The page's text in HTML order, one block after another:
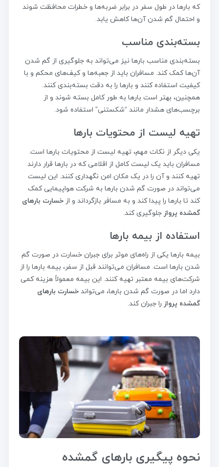
که بارها در طول سفر در برابر ضربه‌ها و خطرات محافظت شوند
و احتمال گم شدن آن‌ها کاهش یابد.
بسته‌بندی مناسب
بسته‌بندی مناسب بارها نیز می‌تواند به جلوگیری از گم شدن
آن‌ها کمک کند. مسافران باید از جعبه‌ها و کیف‌های محکم و با
کیفیت استفاده کنند و بارها را به دقت بسته‌بندی کنند.
همچنین، بهتر است بارها به طور کامل بسته شوند و از
برچسب‌های هشدار مانند “شکستنی” استفاده شود.
تهیه لیست از محتویات بارها
یکی دیگر از نکات مهم، تهیه لیست از محتویات بارها است.
مسافران باید یک لیست کامل از اقلامی که در بارها قرار دارند
تهیه کنند و آن را در یک مکان امن نگهداری کنند. این لیست
می‌تواند در صورت گم شدن بارها به شرکت هواپیمایی کمک
کند تا بارها را پیدا کند و به مسافر بازگرداند و از خسارت بارهای
گمشده پرواز جلوگیری کند.
استفاده از بیمه بارها
بیمه بارها یکی از راه‌های موثر برای جبران خسارت در صورت گم
شدن بارها است. مسافران می‌توانند قبل از سفر، بیمه بارها را از
شرکت‌های بیمه معتبر تهیه کنند. این بیمه معمولاً هزینه کمی
دارد اما در صورت گم شدن بارها، می‌تواند خسارت بارهای
گمشده پرواز را جبران کند.
نحوه پیگیری بارهای گمشده